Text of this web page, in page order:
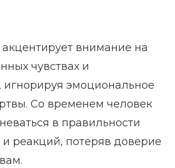
внимание на
чувствах и
игнорируя эмоциональное
Со временем человек
в правильности
реакций, потеряв доверие